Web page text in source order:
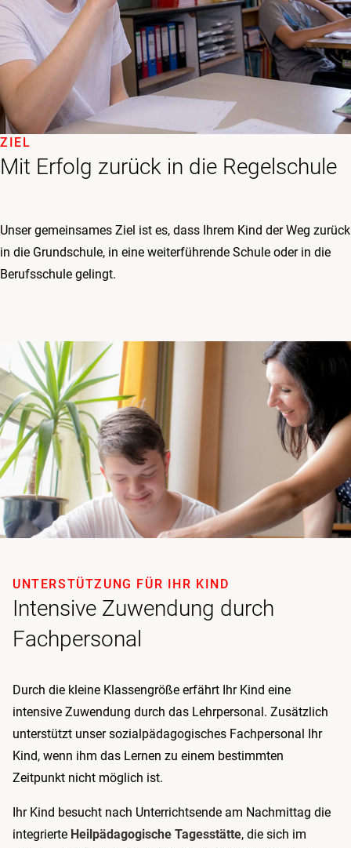
Mit Erfolg zurück in die Regelschule
ZIEL
Unser gemeinsames Ziel ist es, dass Ihrem Kind der Weg zurück
in die Grundschule, in eine weiterführende Schule oder in die
Berufsschule gelingt.
Intensive Zuwendung durch
Fachpersonal
UNTERSTÜTZUNG FÜR IHR KIND
Durch die kleine Klassengröße erfährt Ihr Kind eine
intensive Zuwendung durch das Lehrpersonal. Zusätzlich
unterstützt unser sozialpädagogisches Fachpersonal Ihr
Kind, wenn ihm das Lernen zu einem bestimmten
Zeitpunkt nicht möglich ist.
Ihr Kind besucht nach Unterrichtsende am Nachmittag die
integrierte Heilpädagogische Tagesstätte, die sich im